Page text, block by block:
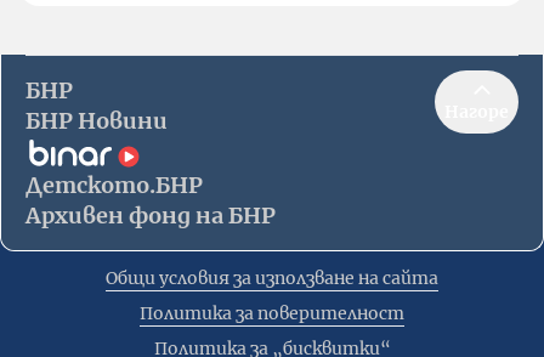
БНР
БНР Новини
Детското.БНР
Архивен фонд на БНР
Общи условия за използване на сайта
Политика за поверителност
Политика за „бисквитки“